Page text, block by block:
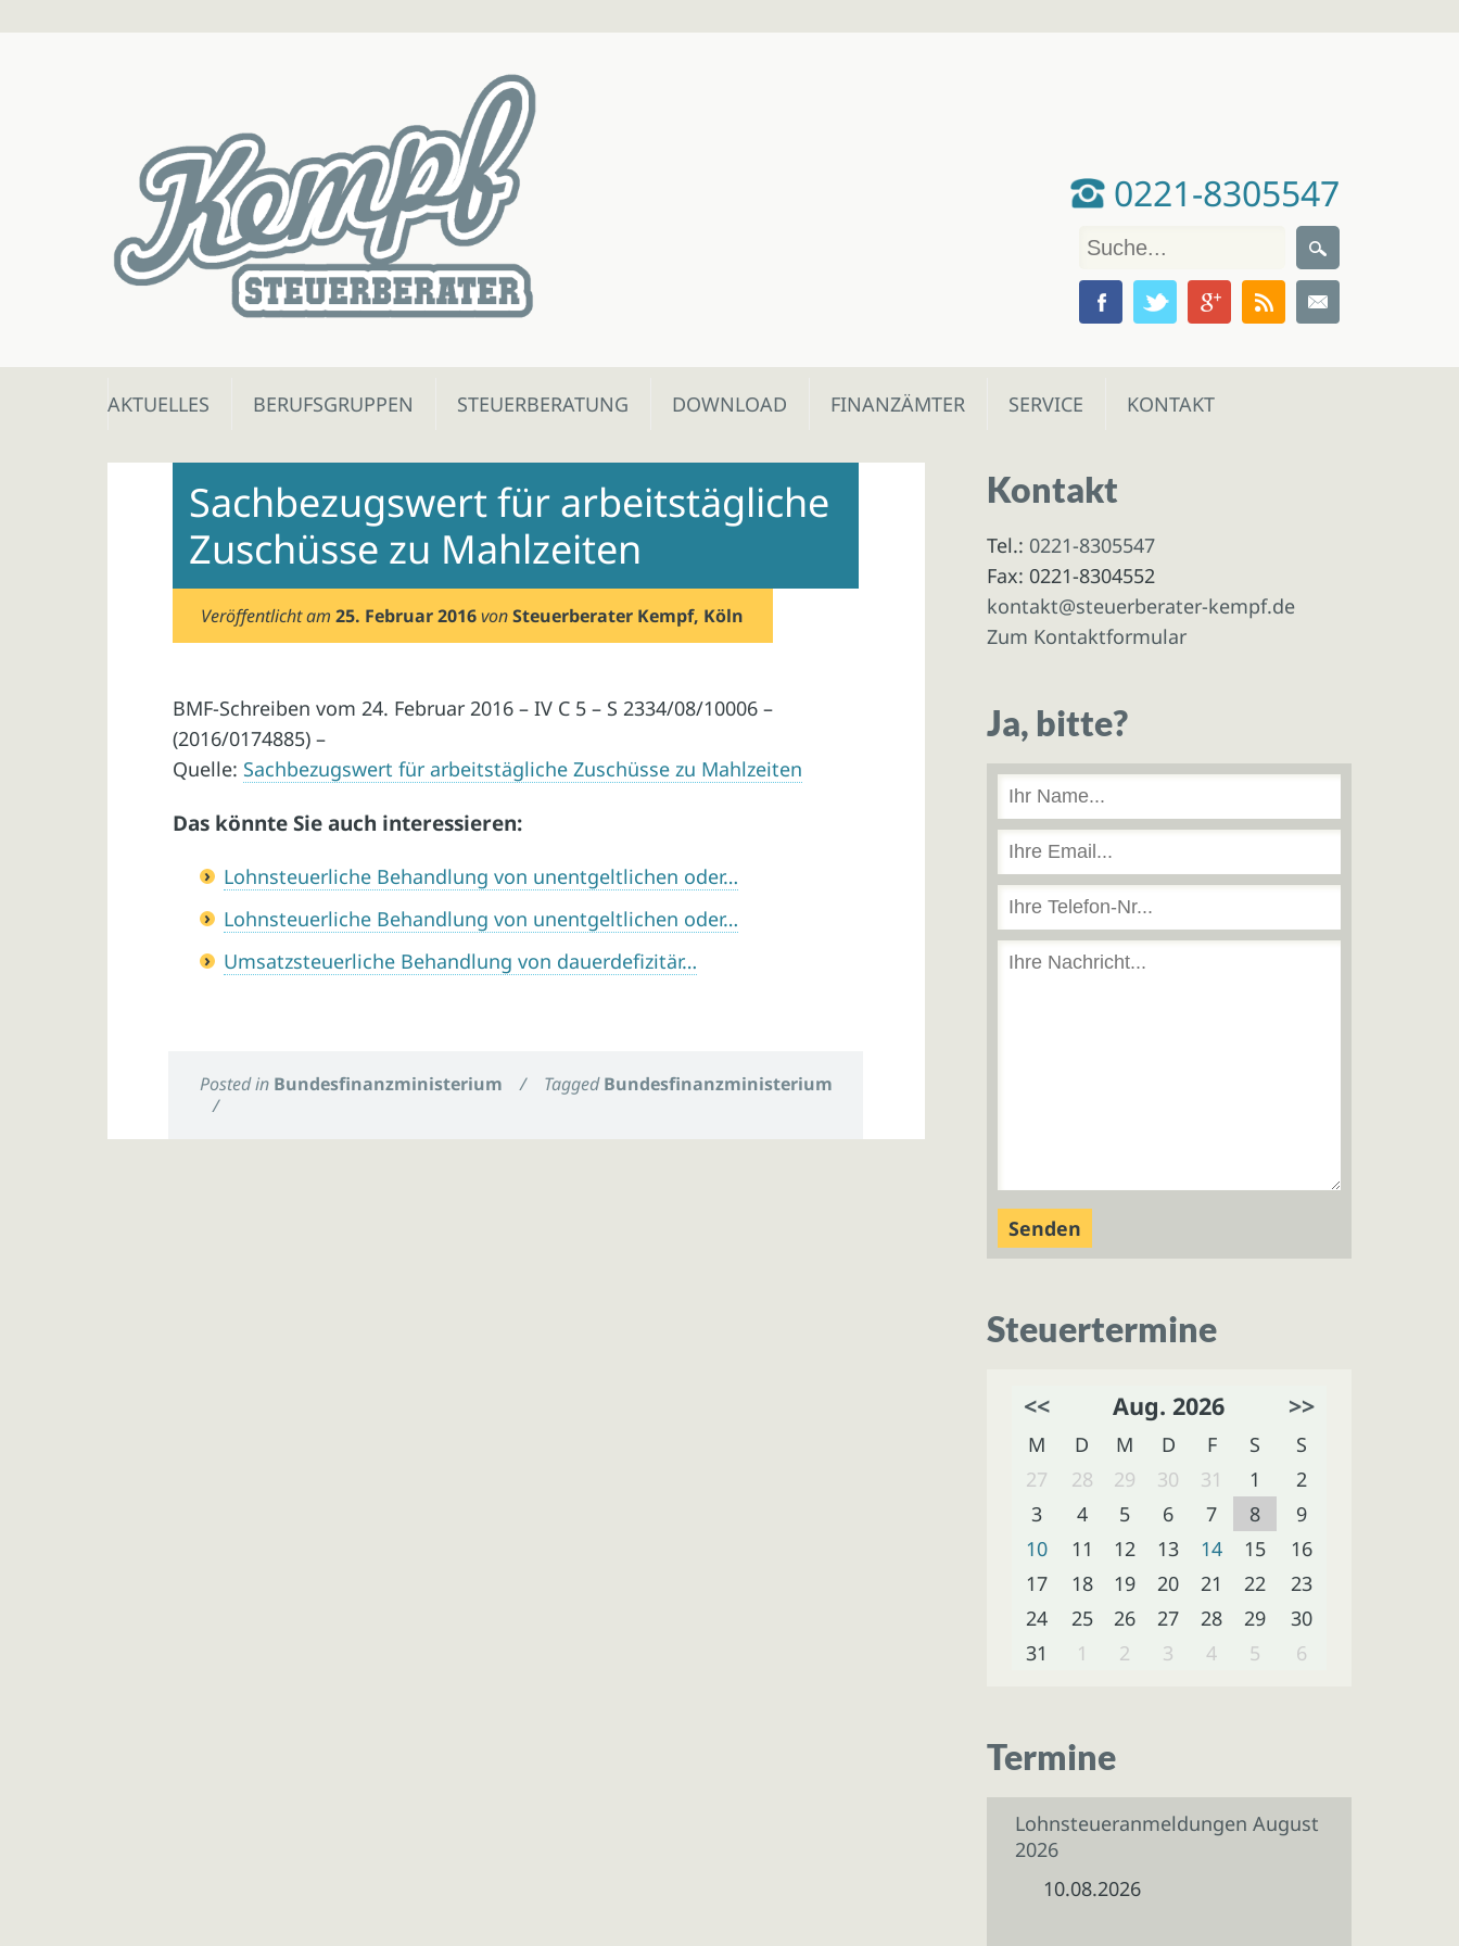
0221-8305547
Skip
AKTUELLES BERUFSGRUPPEN STEUERBERATUNG DOWNLOAD FINANZÄMTER SERVICE KONTAKT
Sachbezugswert für arbeitstägliche
Zuschüsse zu Mahlzeiten
Veröffentlicht am25. Februar 2016 vonSteuerberater Kempf, Köln
BMF-Schreiben vom 24. Februar 2016 – IV C 5 – S 2334/08/10006 –
(2016/0174885) –
Quelle: Sachbezugswert für arbeitstägliche Zuschüsse zu Mahlzeiten
Das könnte Sie auch interessieren:
Lohnsteuerliche Behandlung von unentgeltlichen oder…
Lohnsteuerliche Behandlung von unentgeltlichen oder…
Umsatzsteuerliche Behandlung von dauerdefizitär…
Posted in Bundesfinanzministerium / TaggedBundesfinanzministerium
/
Kontakt
Tel.: 0221-8305547
Fax: 0221-8304552
kontakt@steuerberater-kempf.de
Zum Kontaktformular
Ja, bitte?
Steuertermine
<< Aug. 2026 >>
M D M D F S
S
27
28 29 30 31 1
2
3
4 5 6 7 8
9
10
11 12 13 14 15
16
17
18 19 20 21 22
23
24
25 26 27 28 29
30
31
1 2 3 4 5 6
Termine
Lohnsteueranmeldungen August
2026
10.08.2026